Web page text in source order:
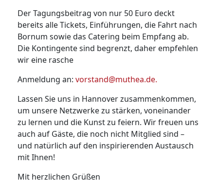
Der Tagungsbeitrag von nur 50 Euro deckt
bereits alle Tickets, Einführungen, die Fahrt nach
Bornum sowie das Catering beim Empfang ab.
Die Kontingente sind begrenzt, daher empfehlen
wir eine rasche
Anmeldung an:vorstand@muthea.de.
Lassen Sie uns in Hannover zusammenkommen,
um unsere Netzwerke zu stärken, voneinander
zu lernen und die Kunst zu feiern. Wir freuen uns
auch auf Gäste, die noch nicht Mitglied sind –
und natürlich auf den inspirierenden Austausch
mit Ihnen!
Mit herzlichen Grüßen